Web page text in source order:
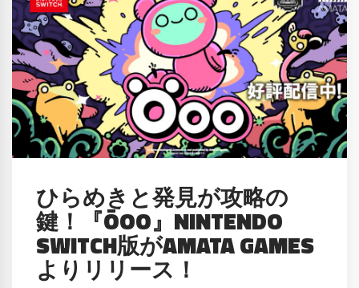
ひらめきと発見が攻略の
鍵！『ÖOO』NINTENDO
SWITCH版がAMATA GAMES
よりリリース！